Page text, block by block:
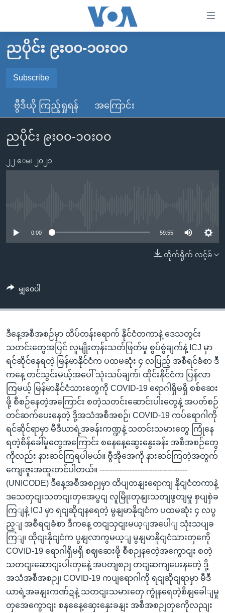
လွယ်ကူ
စေ
သည့်
Link
များ
ပင်မ
အကြောင်းအရာ
ညွန်း
ကျော်
ရန်
ရန်
နေရာ
သို့
ကျော်
ရန်
မူလစာမျက်နှာ
နိုင်ငံတကာ
တရုတ်
အစ္စရေး-ပါလက်စတိုင်း
ဗွီဒီယို
ရပ်ဝန်းတခု လမ်းတခု အလွန်
အင်္ဂလိပ်စာလေ့လာမယ်
သုတပဒေသာ အင်္ဂလိပ်စာ
Learning English
ညပိုင်း ၉း၀၀-၁၀း၀၀
Subscribe
Spotify
ဗွီဒီယို ကြည့်ရှုရန် အကြောင်း
ညပိုင်း ၉း၀၀-၁၀း၀၀
၂၂ ေမ၊ ၂၀၂၁
0:00 59:55
တိုက်ရိုက် လင့်ခ်
မျှဝေပါ
ဒီနေ့အစီအစဉ်မှာ ထိပ်တန်းရောက် နိုင်ငံတကာနဲ့ ဒေသတွင်း
သတင်းတွေအပြင် လူမျိုးတုန်းသတ်ဖြတ်မှု စွပ်စွဲချက်နဲ့ ICJ မှာ
ရင်ဆိုင်နေရတဲ့ မြန်မာနိုင်ငံက ပထမဆုံး ၄ လပြည့် အစီရင်ခံစာ ဒီ
ကနေ့ တင်သွင်းမယ့်အပေါ် သုံးသပ်ချက်၊ ထိုင်းနိုင်ငံက ပြန်လာ
ကြမယ့် မြန်မာနိုင်ငံသားတွေကို COVID-19 ရောဂါရှိမရှိ စစ်ဆေး
ဖို့ စီစဉ်နေတဲ့အကြောင်း စတဲ့သတင်းဆောင်းပါးတွေနဲ့ အပတ်စဉ်
တင်ဆက်ပေးနေတဲ့ ဒို့အသံအစီအစဉ်၊ COVID-19 ကပ်ရောဂါကို
ရင်ဆိုင်ရာမှာ မီဒီယာရဲ့အခန်းကဏ္ဍနဲ့ သတင်းသမားတွေ ကြုံနေ
ရတဲ့စိန်ခေါ်မှုတွေအကြောင်း စနေနေ့ဆွေးနွေးခန်း အစီအစဉ်တွေ
ကိုလည်း နားဆင်ကြရပါမယ်။ ဗွီအိုအေကို နားဆင်ကြတဲ့အတွက်
ကျေးဇူးအထူးတင်ပါတယ်။ -----------------------------------
(UNICODE) ဒီနေ့အစီအစဉျမှာ ထိပျတနျးရောကျ နိုငျငံတကာနဲ့
ဒသေတှငျးသတငျးတှအေပွငျ လူမြိုးတုနျးသတျဖွတျမှု စှပျစှဲခ
ကြျနဲ့ ICJ မှာ ရငျဆိုငျနရေတဲ့ မွနျမာနိုငျငံက ပထမဆုံး ၄ လပွ
ည့ျ အစီရငျခံစာ ဒီကနေ့ တငျသှငျးမယ့ျအပေါျ သုံးသပျခ
ကြျ၊ ထိုငျးနိုငျငံက ပွနျလာကွမယ့ျ မွနျမာနိုငျငံသားတှကေို
COVID-19 ရောဂါရှိမရှိ စဈဆေးဖို့ စီစဉျနတေဲ့အကွောငျး စတဲ့
သတငျးဆောငျးပါးတှနေဲ့ အပတျစဉျ တငျဆကျပေးနတေဲ့ ဒို့
အသံအစီအစဉျ၊ COVID-19 ကပျရောဂါကို ရငျဆိုငျရာမှာ မီဒီ
ယာရဲ့အခနျးကဏ်ဍနဲ့ သတငျးသမားတှေ ကွုံနရေတဲ့စိနျခေါျမှု
တှအေကွောငျး စနနေေ့ဆှေးနှေးခနျး အစီအစဉျတှကေိုလညျး